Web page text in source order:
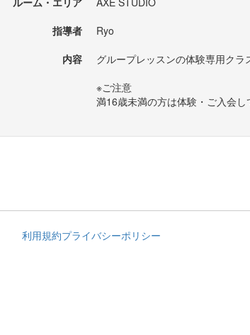
指導者
Ryo
内容
グループレッスンの体験専用クラ
※ご注意
満16歳未満の方は体験・ご入会
利用規約プライバシーポリシー